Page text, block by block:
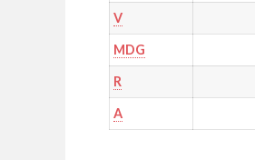
V
MDG
R
A